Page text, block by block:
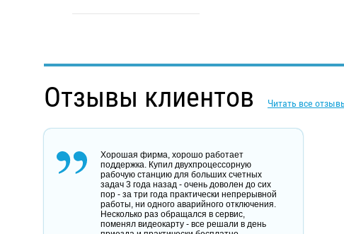
Отзывы клиентов Читать все
Хорошая фирма, хорошо работает
поддержка. Купил двухпроцессорную
рабочую станцию для больших счетных
задач 3 года назад - очень доволен до сих
пор - за три года практически непрерывной
работы, ни одного аварийного отключения.
Несколько раз обращался в сервис,
поменял видеокарту - все решали в день